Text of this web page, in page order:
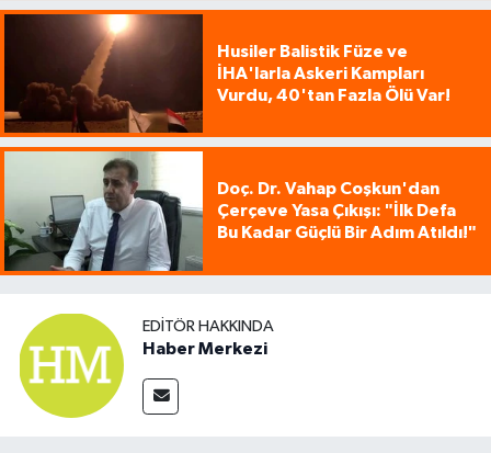
Husiler Balistik Füze ve
İHA'larla Askeri Kampları
Vurdu, 40'tan Fazla Ölü Var!
Doç. Dr. Vahap Coşkun'dan
Çerçeve Yasa Çıkışı: "İlk Defa
Bu Kadar Güçlü Bir Adım Atıldı!"
EDITÖR HAKKINDA
Haber Merkezi